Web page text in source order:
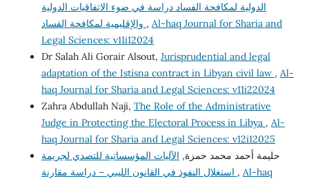
الدولية لمكافحة الفساد دراسة في ضوء الاتفاقيات الدولية
, Al-haq Journal for Sharia and
Legal Sciences: v11i12024
Dr Salah Ali Gorair Alsout, Jurisprudential and legal
adaptation of the Istisna contract in Libyan civil law , Al-
haq Journal for Sharia and Legal Sciences: v11i22024
Zahra Abdullah Naji, The Role of the Administrative
Judge in Protecting the Electoral Process in Libya , Al-
haq Journal for Sharia and Legal Sciences: v12i12025
حليمة أحمد محمد حمزة, الآليات المؤسساتية للتصدي لجريمة
, Al-haq